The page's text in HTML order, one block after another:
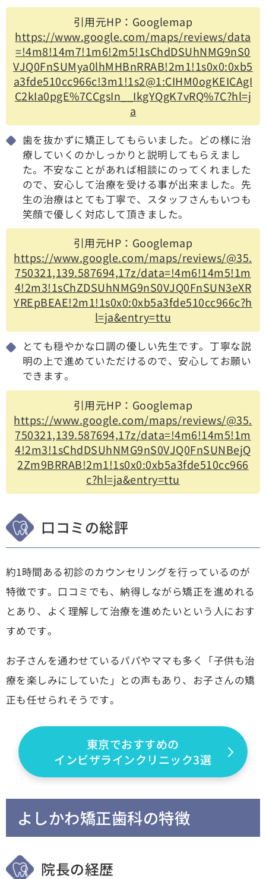
引用元HP：Googlemap
https://www.google.com/maps/reviews/data
=!4m8!14m7!1m6!2m5!1sChdDSUhNMG9nS0
VJQ0FnSUMya0lhMHBnRRAB!2m1!1s0x0:0xb5
a3fde510cc966c!3m1!1s2@1:CIHM0ogKEICAgI
C2kIa0pgE%7CCgsIn__IkgYQgK7vRQ%7C?hl=j
a
歯を抜かずに矯正してもらいました。どの様に治
療していくのかしっかりと説明してもらえまし
た。不安なことがあれば相談にのってくれました
ので、安心して治療を受ける事が出来ました。先
生の治療はとても丁寧で、スタッフさんもいつも
笑顔で優しく対応して頂きました。
引用元HP：Googlemap
https://www.google.com/maps/reviews/@35.
750321,139.587694,17z/data=!4m6!14m5!1m
4!2m3!1sChZDSUhNMG9nS0VJQ0FnSUN3eXR
YREpBEAE!2m1!1s0x0:0xb5a3fde510cc966c?h
l=ja&entry=ttu
とても穏やかな口調の優しい先生です。丁寧な説
明の上で進めていただけるので、安心してお願い
できます。
引用元HP：Googlemap
https://www.google.com/maps/reviews/@35.
750321,139.587694,17z/data=!4m6!14m5!1m
4!2m3!1sChdDSUhNMG9nS0VJQ0FnSUNBejQ
2Zm9BRRAB!2m1!1s0x0:0xb5a3fde510cc966
c?hl=ja&entry=ttu
口コミの総評
約1時間ある初診のカウンセリングを行っているのが
特徴です。口コミでも、納得しながら矯正を進めれる
とあり、よく理解して治療を進めたいという人におす
すめです。
お子さんを通わせているパパやママも多く「子供も治
療を楽しみにしていた」との声もあり、お子さんの矯
正も任せられそうです。
東京でおすすめの
インビザラインクリニック3選
よしかわ矯正歯科の特徴
院長の経歴